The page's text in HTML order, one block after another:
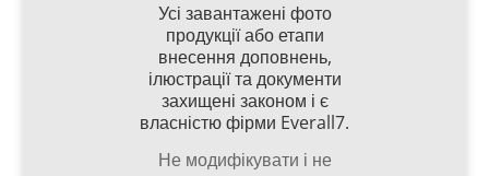
Усі завантажені фото
продукції або етапи
внесення доповнень,
ілюстрації та документи
захищені законом і є
власністю фірми Everall7.
Не модифікувати і не